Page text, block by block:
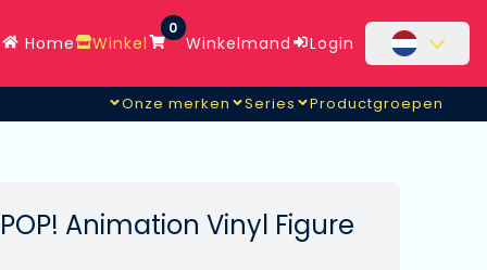
Home Winkel
0
Winkelmand Login
Onze merken Series Productgroepen
Animation Vinyl Figure